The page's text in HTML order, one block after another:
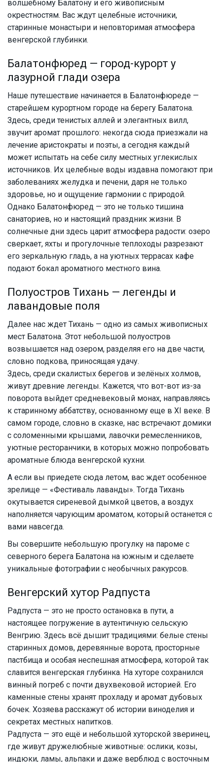
волшебному Балатону и его живописным
окрестностям. Вас ждут целебные источники,
старинные монастыри и неповторимая атмосфера
венгерской глубинки.
Балатонфюред — город-курорт у
лазурной глади озера
Наше путешествие начинается в Балатонфюреде —
старейшем курортном городе на берегу Балатона.
Здесь, среди тенистых аллей и элегантных вилл,
звучит аромат прошлого: некогда сюда приезжали на
лечение аристократы и поэты, а сегодня каждый
может испытать на себе силу местных углекислых
источников. Их целебные воды издавна помогают при
заболеваниях желудка и печени, даря не только
здоровье, но и ощущение гармонии с природой.
Однако Балатонфюред — это не только тишина
санаториев, но и настоящий праздник жизни. В
солнечные дни здесь царит атмосфера радости: озеро
сверкает, яхты и прогулочные теплоходы разрезают
его зеркальную гладь, а на уютных террасах кафе
подают бокал ароматного местного вина.
Полуостров Тихань — легенды и
лавандовые поля
Далее нас ждет Тихань — одно из самых живописных
мест Балатона. Этот небольшой полуостров
возвышается над озером, разделяя его на две части,
словно подкова, приносящая удачу.
Здесь, среди скалистых берегов и зелёных холмов,
живут древние легенды. Кажется, что вот-вот из-за
поворота выйдет средневековый монах, направляясь
к старинному аббатству, основанному еще в XI веке. В
самом городе, словно в сказке, нас встречают домики
с соломенными крышами, лавочки ремесленников,
уютные ресторанчики, в которых можно попробовать
ароматные блюда венгерской кухни.
А если вы приедете сюда летом, вас ждет особенное
зрелище — «Фестиваль лаванды». Тогда Тихань
окутывается сиреневой дымкой цветов, а воздух
наполняется чарующим ароматом, который останется с
вами навсегда.
Вы совершите небольшую прогулку на пароме с
северного берега Балатона на южным и сделаете
уникальные фотографии с необычных ракурсов.
Венгерский хутор Радпуста
Радпуста — это не просто остановка в пути, а
настоящее погружение в аутентичную сельскую
Венгрию. Здесь всё дышит традициями: белые стены
старинных домов, деревянные ворота, просторные
пастбища и особая неспешная атмосфера, которой так
славится венгерская глубинка. На хуторе сохранился
винный погреб с почти двухвековой историей. Его
каменные стены хранят прохладу и аромат дубовых
бочек. Хозяева расскажут об истории виноделия и
секретах местных напитков.
Радпуста — это ещё и небольшой хуторской зверинец,
где живут дружелюбные животные: ослики, козы,
индюки, ламы, альпаки и даже верблюд с восточным